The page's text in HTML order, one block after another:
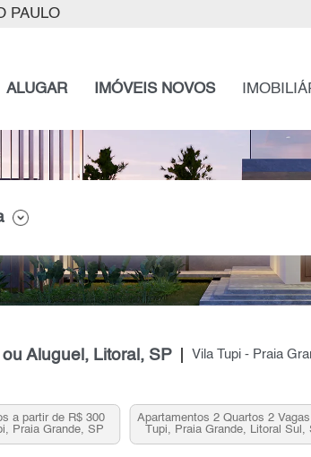
PAULO
ALUGAR IMÓVEIS NOVOS
Aluguel, Litoral, SP Vila Tupi - Praia
a partir de R$ 300
Praia Grande, SP
Apartamentos 2 Quartos 2
Tupi, Praia Grande, Litoral Sul,
para venda